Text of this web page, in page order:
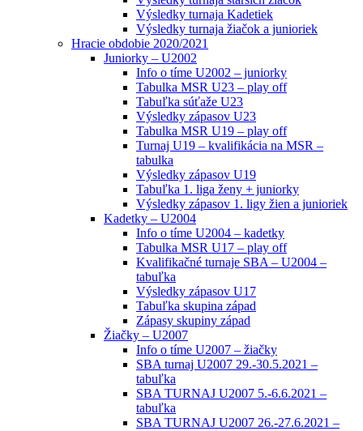
Výsledky turnaja Kadetiek
Výsledky turnaja žiačok a junioriek
Hracie obdobie 2020/2021
Juniorky – U2002
Info o tíme U2002 – juniorky
Tabulka MSR U23 – play off
Tabuľka súťaže U23
Výsledky zápasov U23
Tabulka MSR U19 – play off
Turnaj U19 – kvalifikácia na MSR –
tabulka
Výsledky zápasov U19
Tabuľka 1. liga ženy + juniorky
Výsledky zápasov 1. ligy žien a junioriek
Kadetky – U2004
Info o tíme U2004 – kadetky
Tabulka MSR U17 – play off
Kvalifikačné turnaje SBA – U2004 –
tabuľka
Výsledky zápasov U17
Tabuľka skupina západ
Zápasy skupiny západ
Žiačky – U2007
Info o tíme U2007 – žiačky
SBA turnaj U2007 29.-30.5.2021 –
tabuľka
SBA TURNAJ U2007 5.-6.6.2021 –
tabuľka
SBA TURNAJ U2007 26.-27.6.2021 –